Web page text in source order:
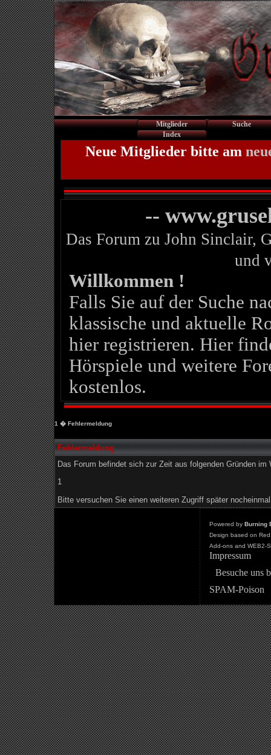
Mitglieder
Suche
Index
Neue Mitglieder bitte am
--
Das Forum zu John Sinclair,
und
Willkommen !
Falls Sie auf der Suche
klassische und aktuelle
hier registrieren. Hier
Hörspiele und weitere
kostenlos.
1 � Fehlermeldung
Fehlermeldung
Das Forum befindet sich zur Zeit aus folgenden Gründen im
1
Bitte versuchen Sie einen weiteren Zugriff später
Powered by Burning
Design based on
Add-ons and WEB2-
Impressum
Besuche uns
SPAM-Poison